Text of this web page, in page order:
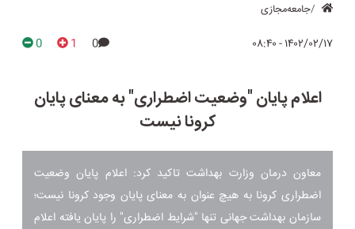
جامعه‌مجازی
۱۴۰۲/۰۲/۱۷ - ۰۸:۴۰ 0
1
0
اعلام پایان "وضعیت اضطراری" به معنای پایان
کرونا نیست
معاون درمان وزارت بهداشت تاکید کرد: اعلام پایان وضعیت
اضطراری کرونا به هیچ عنوان به معنای پایان وجود کرونا نیست؛
سازمان بهداشت جهانی تنها "شرایط اضطراری" را پایان یافته اعلام